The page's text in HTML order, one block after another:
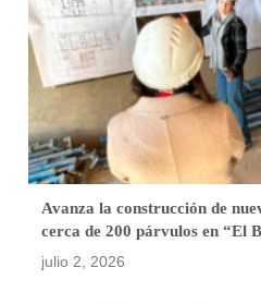
Avanza la construcción de
cerca de 200 párvulos en “El
julio 2, 2026